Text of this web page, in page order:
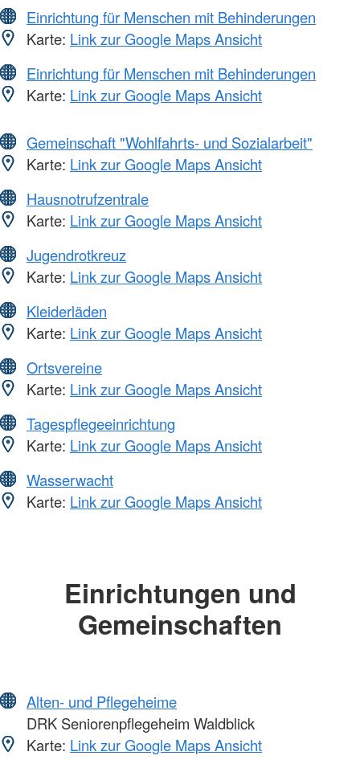
Einrichtung für Menschen mit Behinderungen
Karte: Link zur Google Maps Ansicht
Einrichtung für Menschen mit Behinderungen
Karte: Link zur Google Maps Ansicht
Gemeinschaft "Wohlfahrts- und Sozialarbeit"
Karte: Link zur Google Maps Ansicht
Hausnotrufzentrale
Karte: Link zur Google Maps Ansicht
Jugendrotkreuz
Karte: Link zur Google Maps Ansicht
Kleiderläden
Karte: Link zur Google Maps Ansicht
Ortsvereine
Karte: Link zur Google Maps Ansicht
Tagespflegeeinrichtung
Karte: Link zur Google Maps Ansicht
Wasserwacht
Karte: Link zur Google Maps Ansicht
Einrichtungen und
Gemeinschaften
Alten- und Pflegeheime
DRK Seniorenpflegeheim Waldblick
Karte: Link zur Google Maps Ansicht